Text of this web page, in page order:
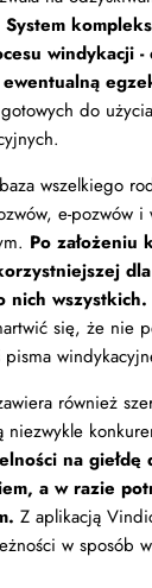
System
windykacji -
do
wszelkiego
e-pozwów
Po założeniu
nich wszystkich.
się, że nie
również
na giełdę
a w razie
Z aplikacją
w sposób